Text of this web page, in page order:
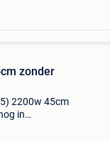
zonder
2200w 45cm
in